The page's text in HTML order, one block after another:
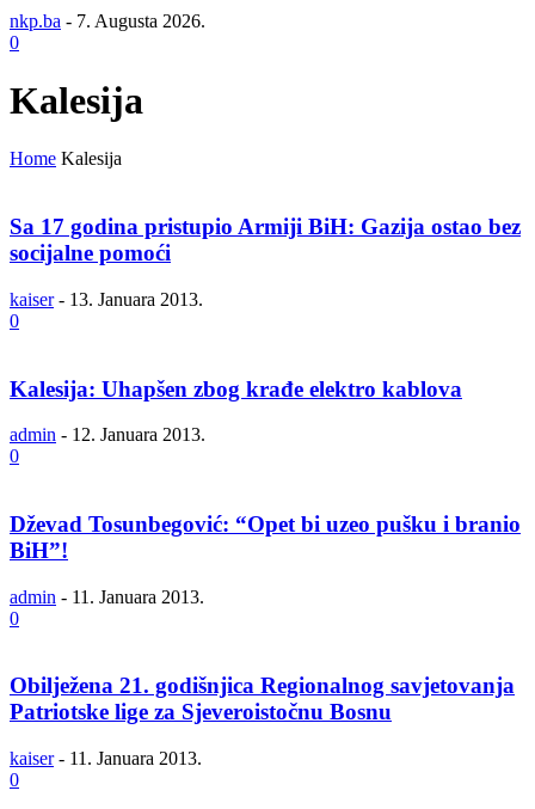
nkp.ba - 7. Augusta 2026.
0
Kalesija
Home Kalesija
Sa 17 godina pristupio Armiji BiH: Gazija ostao bez
socijalne pomoći
kaiser - 13. Januara 2013.
0
Kalesija: Uhapšen zbog krađe elektro kablova
admin - 12. Januara 2013.
0
Dževad Tosunbegović: “Opet bi uzeo pušku i branio
BiH”!
admin - 11. Januara 2013.
0
Obilježena 21. godišnjica Regionalnog savjetovanja
Patriotske lige za Sjeveroistočnu Bosnu
kaiser - 11. Januara 2013.
0